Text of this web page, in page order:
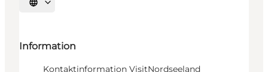
Sprache auswählen
Information
Kontaktinformation VisitNordseeland